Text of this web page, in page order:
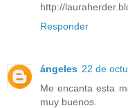
http://
Responder
ángeles 22 de
Me encanta esta
muy buenos.